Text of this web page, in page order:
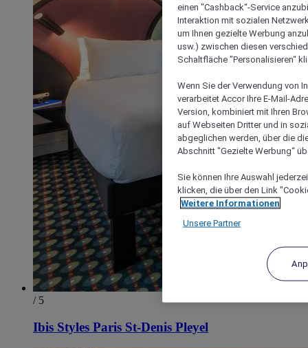
/ 5
Ibis Styles Paris St-Denis Pleyel
einen "Cashback“-Service
Interaktion mit sozialen
um Ihnen gezielte Werbung
usw.) zwischen diesen
Schaltfläche "Personalisieren“
Wenn Sie der Verwendung von
verarbeitet Accor Ihre E-Mail-
Version, kombiniert mit Ihren
auf Webseiten Dritter und in
abgeglichen werden, über die
Abschnitt "Gezielte Werbung“
Sie können Ihre Auswahl
klicken, die über den Link
Weitere Informationen
Unsere Partner